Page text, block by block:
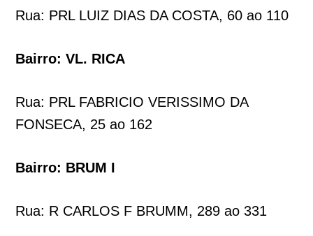
Rua: PRL LUIZ DIAS DA COSTA, 60 ao 110
Bairro: VL. RICA
Rua: PRL FABRICIO VERISSIMO DA
FONSECA, 25 ao 162
Bairro: BRUM I
Rua: R CARLOS F BRUMM, 289 ao 331